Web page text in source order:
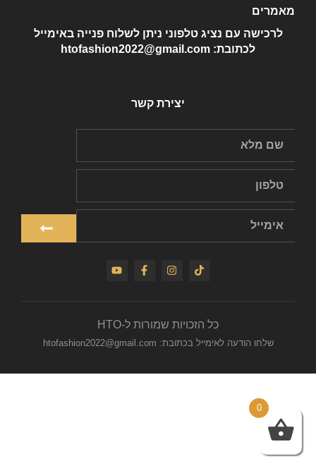
מאמרים
לרכישה עם נציג טלפוני ניתן לשלוח פנייה באימייל
לכתובת: htofashion2022@gmail.com
יצירת קשר
כל הזכויות שמורות ל-HTO
שלחו הודעה לאימייל בכתובת: htofashion2022@gmail.com
0